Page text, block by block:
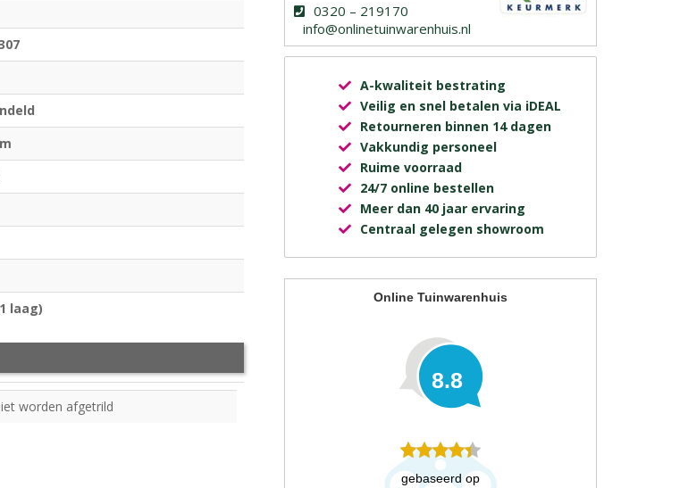
laag)
worden afgetrild
0320 – 219170
info@onlinetuinwarenhuis.nl
A-kwaliteit bestrating
Veilig en snel betalen via iDEAL
Retourneren binnen 14 dagen
Vakkundig personeel
Ruime voorraad
24/7 online bestellen
Meer dan 40 jaar ervaring
Centraal gelegen showroom
Online Tuinwarenhuis
8.8
gebaseerd op